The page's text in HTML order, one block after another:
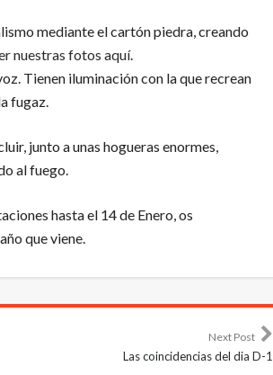
mediante el cartón piedra, creando
nuestras fotos aquí.
Tienen iluminación con la que recrean
fugaz.
junto a unas hogueras enormes,
al fuego.
hasta el 14 de Enero, os
que viene.
Next Post
Las coincidencias del dia D-1